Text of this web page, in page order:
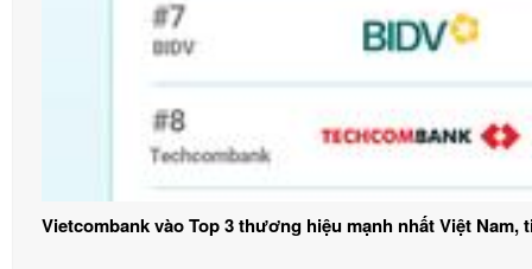
Vietcombank vào Top 3 thương hiệu mạnh nhất Việt Nam,